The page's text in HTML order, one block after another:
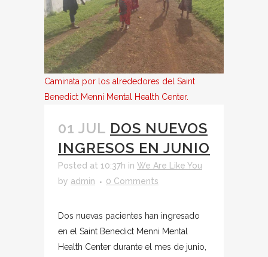
Caminata por los alrededores del Saint
Benedict Menni Mental Health Center.
01 JUL DOS NUEVOS
INGRESOS EN JUNIO
Posted at 10:37h in We Are Like You
by admin 0 Comments
Dos nuevas pacientes han ingresado
en el Saint Benedict Menni Mental
Health Center durante el mes de junio,